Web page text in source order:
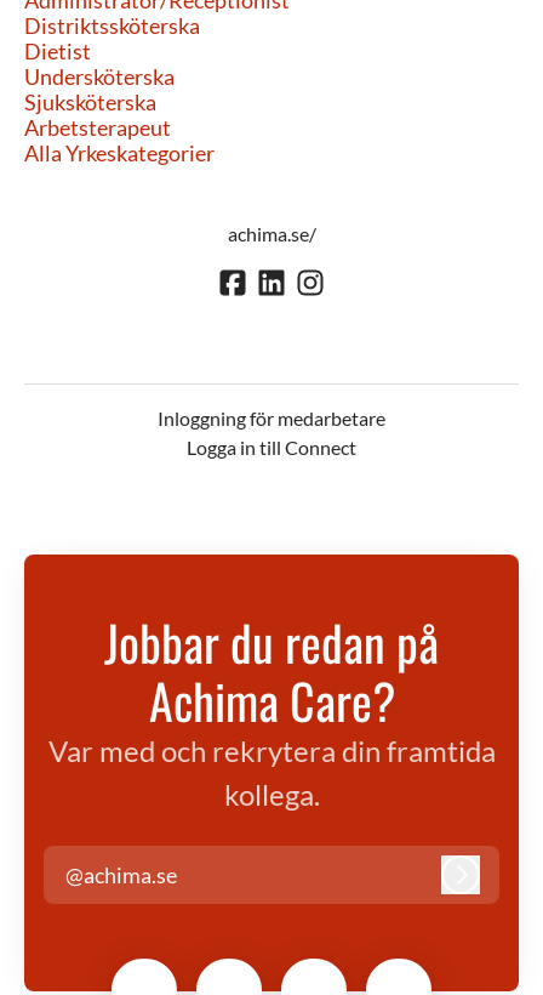
Distriktssköterska
Dietist
Undersköterska
Sjuksköterska
Arbetsterapeut
Alla Yrkeskategorier
achima.se/
Inloggning för medarbetare
Logga in till Connect
Jobbar du redan på
Achima Care?
Var med och rekrytera din framtida
kollega.
@achima.se